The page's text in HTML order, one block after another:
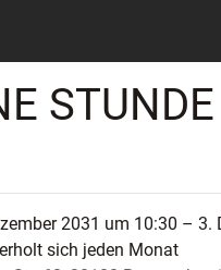
2031 um 10:30 – 3.
sich jeden Monat